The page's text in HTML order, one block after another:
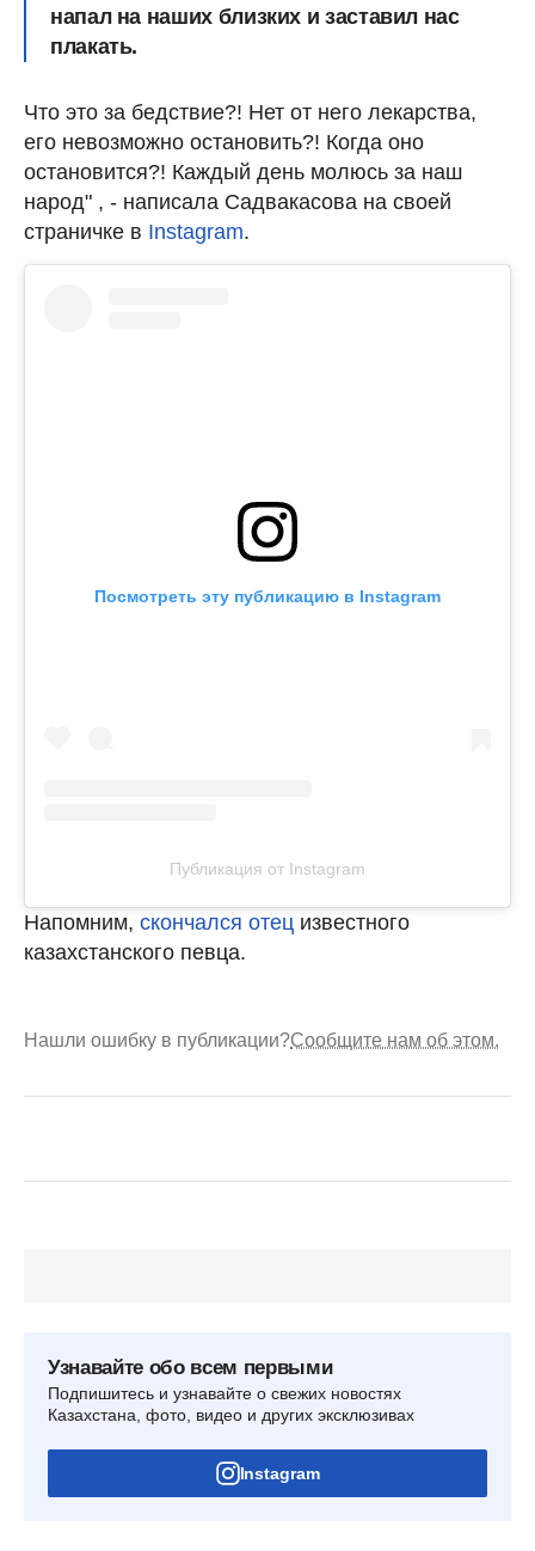
напал на наших близких и заставил нас
плакать.
Что это за бедствие?! Нет от него лекарства,
его невозможно остановить?! Когда оно
остановится?! Каждый день молюсь за наш
народ" , - написала Садвакасова на своей
страничке в Instagram.
Посмотреть эту публикацию в Instagram
Публикация от Instagram
Напомним, скончался отец известного
казахстанского певца.
Нашли ошибку в публикации?Сообщите нам об этом.
Узнавайте обо всем первыми
Подпишитесь и узнавайте о свежих новостях
Казахстана, фото, видео и других эксклюзивах
Instagram